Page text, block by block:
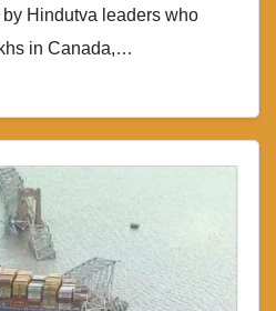
Hindutva leaders who
in Canada,…